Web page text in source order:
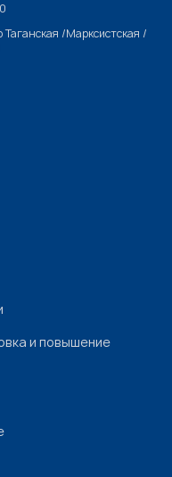
Таганская /Марксистская /
и повышение